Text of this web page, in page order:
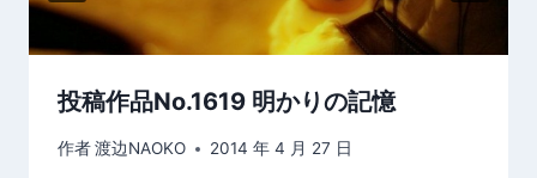
投稿作品No.1619 明かりの記憶
作者渡边NAOKO 2014 年 4 月 27 日